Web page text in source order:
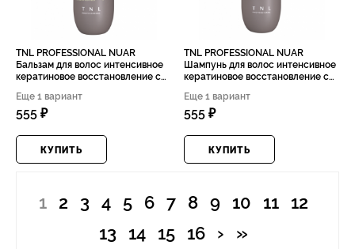
TNL PROFESSIONAL NUAR
Бальзам для волос интенсивное
кератиновое восстановление с
конского каштана,, 400мл
Еще 1 вариант
555 ₽
КУПИТЬ
TNL PROFESSIONAL NUAR
Шампунь для волос интенсивное
кератиновое восстановление с
конского каштана, 400мл
Еще 1 вариант
555 ₽
КУПИТЬ
1 2 3 4 5 6 7 8 9 10 11
12
13
14 15 16 › »